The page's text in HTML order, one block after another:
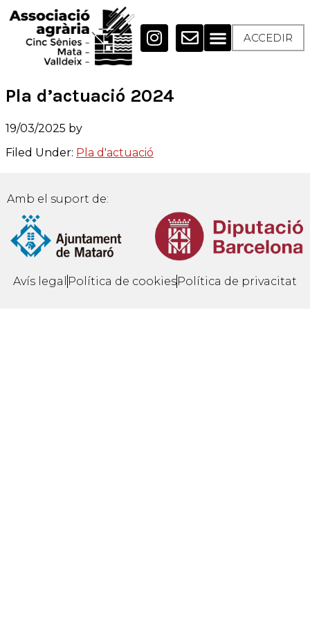
ACCEDIR
Pla d’actuació 2024
19/03/2025 by
Filed Under: Pla d'actuació
Amb el suport de:
Avís legal Política de cookiesPolítica de privacitat